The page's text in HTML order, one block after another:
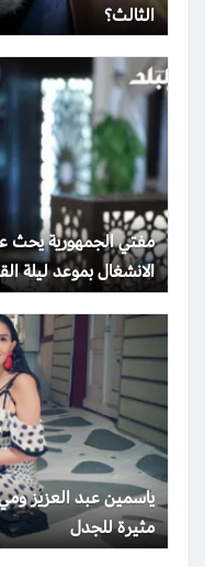
الثالث؟
مفتي الجمهورية يحث
الانشغال بموعد ليلة
مثيرة للجدل